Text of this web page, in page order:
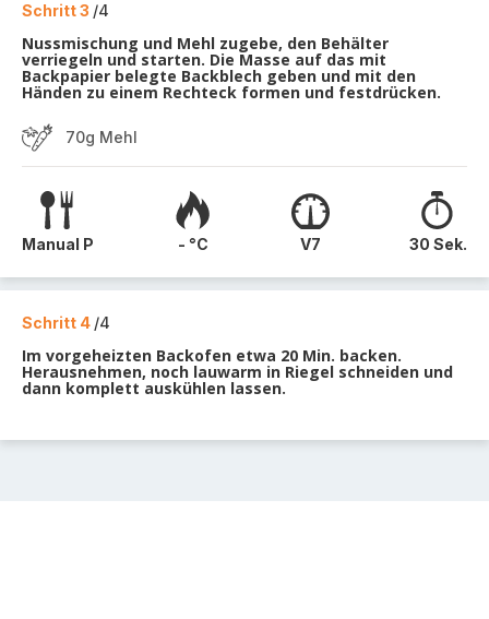
Schritt 3 /4
Nussmischung und Mehl zugebe, den Behälter
verriegeln und starten. Die Masse auf das mit
Backpapier belegte Backblech geben und mit den
Händen zu einem Rechteck formen und festdrücken.
70g Mehl
Manual P - °C V7 30 Sek.
Schritt 4 /4
Im vorgeheizten Backofen etwa 20 Min. backen.
Herausnehmen, noch lauwarm in Riegel schneiden und
dann komplett auskühlen lassen.